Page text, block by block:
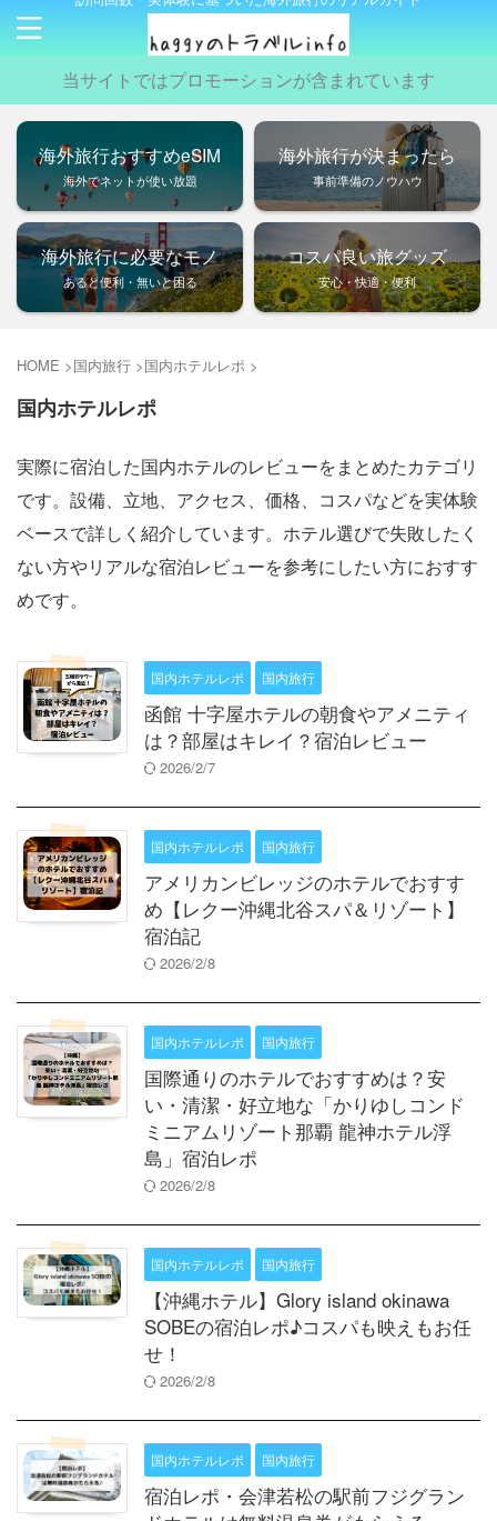
当サイトではプロモーションが含まれています
海外旅行おすすめeSIM
海外でネットが使い放題
海外旅行が決まったら
事前準備のノウハウ
海外旅行に必要なモノ
あると便利・無いと困る
コスパ良い旅グッズ
安心・快適・便利
HOME >国内旅行 >国内ホテルレポ >
国内ホテルレポ
実際に宿泊した国内ホテルのレビューをまとめたカテゴリ
です。設備、立地、アクセス、価格、コスパなどを実体験
ベースで詳しく紹介しています。ホテル選びで失敗したく
ない方やリアルな宿泊レビューを参考にしたい方におすす
めです。
国内ホテルレポ 国内旅行
函館 十字屋ホテルの朝食やアメニティ
は？部屋はキレイ？宿泊レビュー
2026/2/7
国内ホテルレポ 国内旅行
アメリカンビレッジのホテルでおすす
め【レクー沖縄北谷スパ＆リゾート】
宿泊記
2026/2/8
国内ホテルレポ 国内旅行
国際通りのホテルでおすすめは？安
い・清潔・好立地な「かりゆしコンド
ミニアムリゾート那覇 龍神ホテル浮
島」宿泊レポ
2026/2/8
国内ホテルレポ 国内旅行
【沖縄ホテル】Glory island okinawa
SOBEの宿泊レポ♪コスパも映えもお任
せ！
2026/2/8
国内ホテルレポ 国内旅行
宿泊レポ・会津若松の駅前フジグラン